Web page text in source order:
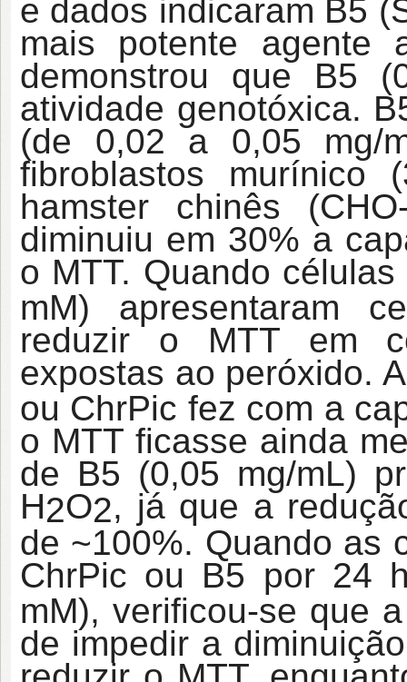
e dados indicaram B5
mais potente agente
demonstrou que B5
atividade genotóxica.
(de 0,02 a 0,05 mg/
fibroblastos
hamster chinês
diminuiu em 30% a
o MTT. Quando
mM) apresentaram
reduzir o MTT em
expostas ao peróxido.
ou ChrPic fez com a
o MTT ficasse ainda
de B5 (0,05 mg/mL)
H2O2, já que a
de ~100%. Quando as
ChrPic ou B5 por 24
mM), verificou-se que
de impedir a